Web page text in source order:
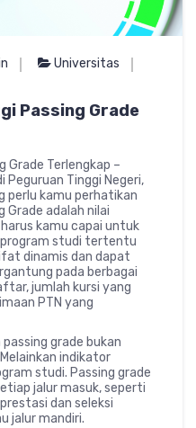
Universitas
Passing Grade
Grade Terlengkap –
Tinggi Negeri,
perlu kamu perhatikan
Grade adalah nilai
kamu capai untuk
program studi tertentu
dinamis dan dapat
pada berbagai
jumlah kursi yang
PTN yang
grade bukan
indikator
studi. Passing grade
jalur masuk, seperti
dan seleksi
jalur mandiri.